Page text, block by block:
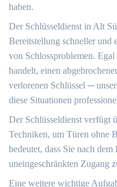
haben.​
Der Schlüsseldienst in Alt
Bereitstellung schneller und
von Schlossproblemen.​
handelt, einen
verlorenen Schlüssel ─
diese Situationen
Der Schlüsseldienst verfügt
Techniken, um Türen ohne
bedeutet, dass Sie nach
uneingeschränkten Zugang
Eine weitere wichtige